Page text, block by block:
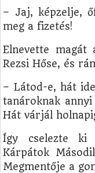
– Jaj, képzelje,
meg a fizetés!
Elnevette magát
Rezsi Hőse, és
– Látod-e, hát
tanároknak annyi
Hát várjál
Így cselezte ki
Kárpátok
Megmentője a